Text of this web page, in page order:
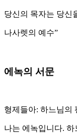
당신의 목자는 당신
나사렛의 예수”
에녹의 서문
형제들아: 하느님의
나는 에녹입니다.